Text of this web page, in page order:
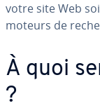
votre site Web
moteurs de
À quoi
?